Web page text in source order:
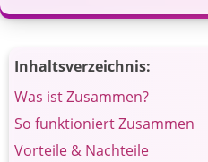
Inhaltsverzeichnis:
Was ist Zusammen?
So funktioniert Zusammen
Vorteile & Nachteile